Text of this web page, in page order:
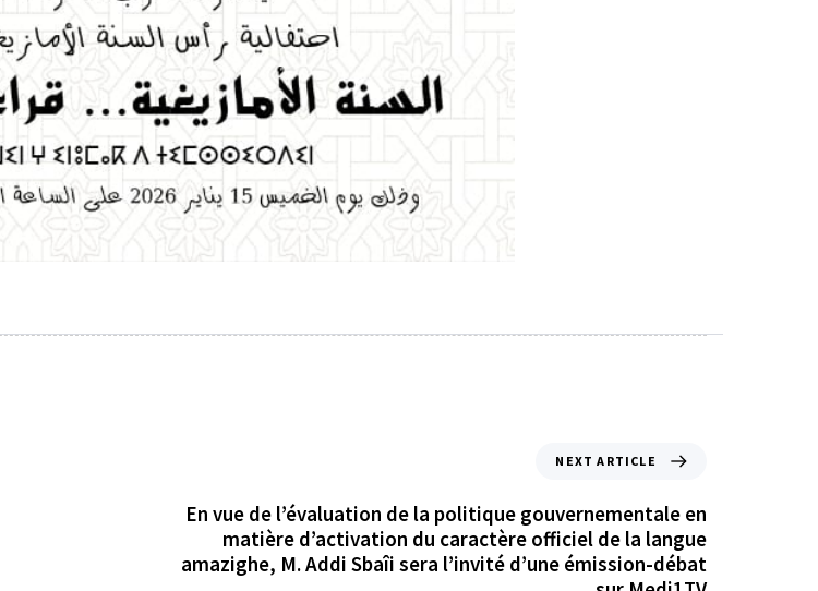
NEXT ARTICLE
En vue de l’évaluation de la politique gouvernementale en
matière d’activation du caractère officiel de la langue
amazighe, M. Addi Sbaîi sera l’invité d’une émission-débat